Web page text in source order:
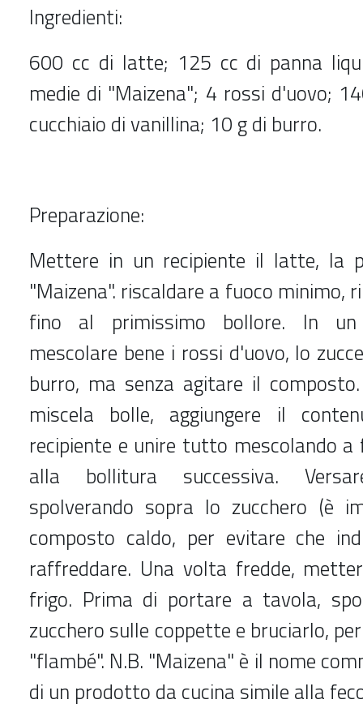
Ingredienti:
600 cc di latte; 125 cc di panna
medie di "Maizena"; 4 rossi d'uovo;
cucchiaio di vanillina; 10 g di burro.
Preparazione:
Mettere in un recipiente il latte, la
"Maizena". riscaldare a fuoco minimo,
fino al primissimo bollore. In
mescolare bene i rossi d'uovo, lo
burro, ma senza agitare il
miscela bolle, aggiungere il
recipiente e unire tutto mescolando
alla bollitura successiva.
spolverando sopra lo zucchero (è
composto caldo, per evitare che
raffreddare. Una volta fredde,
frigo. Prima di portare a tavola,
zucchero sulle coppette e bruciarlo,
"flambé". N.B. "Maizena" è il nome
di un prodotto da cucina simile alla